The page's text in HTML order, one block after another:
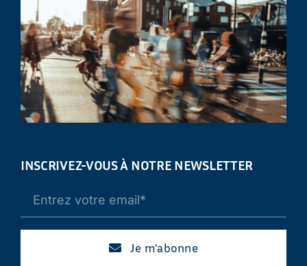
INSCRIVEZ-VOUS À NOTRE NEWSLETTER
Je m'abonne